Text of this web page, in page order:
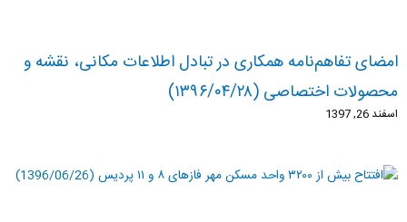
امضای تفاهم‌نامه همکاری در تبادل اطلاعات مکانی، نقشه و
محصولات اختصاصی (۱۳۹۶/۰۴/۲۸)
اسفند 26, 1397